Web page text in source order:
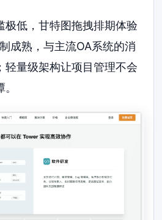
极低，甘特图拖拽排期体验
成熟，与主流OA系统的消
轻量级架构让项目管理不会